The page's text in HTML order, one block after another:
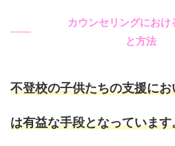
カウンセリングにお
と方法
不登校の子供たちの支援に
は有益な手段となっています